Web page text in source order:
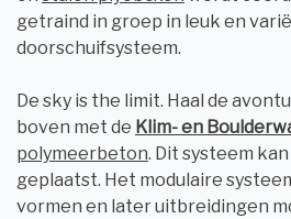
getraind in groep in leuk en
doorschuifsysteem.
De sky is the limit. Haal de
boven met de Klim- en
polymeerbeton. Dit systeem
geplaatst. Het modulaire
vormen en later uitbreidingen